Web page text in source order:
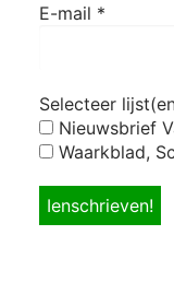
E-mail *
Selecteer
Nieuwsbrief